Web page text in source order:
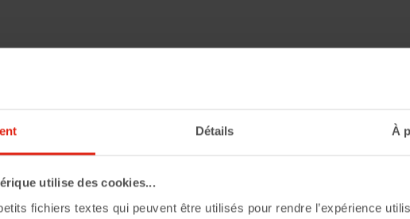
Détails À
utilise des cookies...
fichiers textes qui peuvent être utilisés pour rendre l’expérience